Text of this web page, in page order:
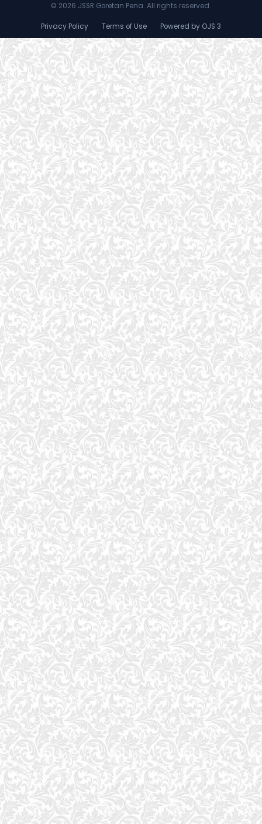
© 2026 JSSR Goretan Pena. All rights reserved.
Privacy Policy Terms of Use Powered by OJS 3